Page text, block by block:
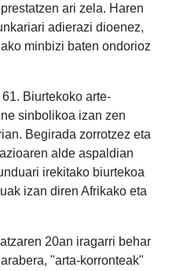
ari zela. Haren
adierazi dioenez,
minbizi baten ondorioz
Biurtekoko arte-
sinbolikoa izan zen
Begirada zorrotzez eta
alde aspaldian
irekitako biurtekoa
izan diren Afrikako eta
20an iragarri behar
"arta-korronteak"